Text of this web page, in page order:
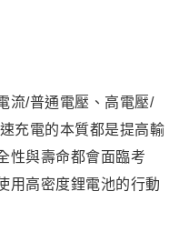
流/普通電壓、高電壓/
充電的本質都是提高輸
性與壽命都會面臨考
用高密度鋰電池的行動